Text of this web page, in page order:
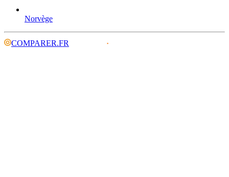
Norvège
COMPARER.FR